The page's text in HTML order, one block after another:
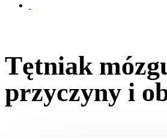
Tętniak
przyczyny i